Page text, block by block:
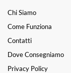
Chi Siamo
Come Funziona
Contatti
Dove Consegniamo
Privacy Policy